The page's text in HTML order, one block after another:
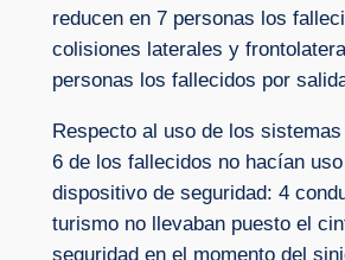
reducen en 7 personas los
colisiones laterales y
personas los fallecidos por
Respecto al uso de los
6 de los fallecidos no hacían
dispositivo de seguridad: 4
turismo no llevaban puesto el
seguridad en el momento del